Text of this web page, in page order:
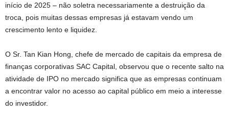
início de 2025 – não soletra necessariamente a destruição da
troca, pois muitas dessas empresas já estavam vendo um
crescimento lento e liquidez.
O Sr. Tan Kian Hong, chefe de mercado de capitais da empresa de
finanças corporativas SAC Capital, observou que o recente salto na
atividade de IPO no mercado significa que as empresas continuam
a encontrar valor no acesso ao capital público em meio a interesse
do investidor.